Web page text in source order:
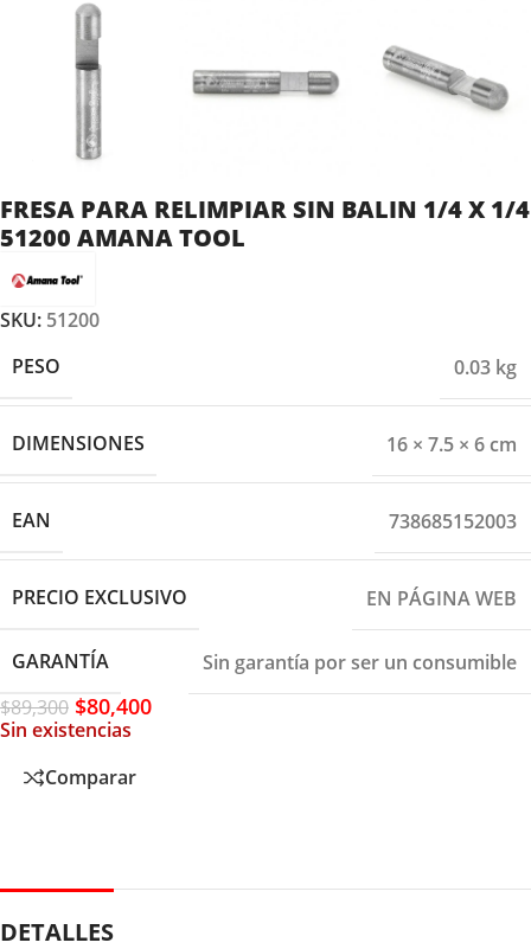
FRESA PARA RELIMPIAR SIN BALIN 1/4 X 1/4
51200 AMANA TOOL
SKU: 51200
PESO
0.03 kg
DIMENSIONES 16 × 7.5 × 6 cm
EAN 738685152003
PRECIO EXCLUSIVO EN PÁGINA WEB
GARANTÍA
Sin garantía por ser un consumible
$89,300 $80,400
Sin existencias
Comparar
DETALLES